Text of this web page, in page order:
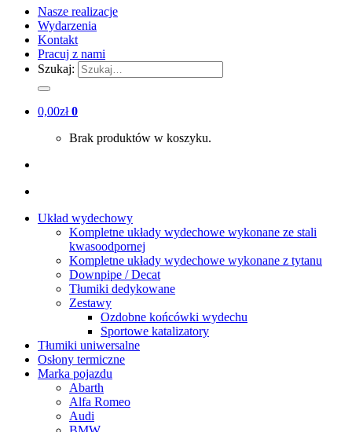
Nasze realizacje
Wydarzenia
Kontakt
Pracuj z nami
Szukaj:
0,00zł 0
Brak produktów w koszyku.
Układ wydechowy
Kompletne układy wydechowe wykonane ze stali
kwasoodpornej
Kompletne układy wydechowe wykonane z tytanu
Downpipe / Decat
Tłumiki dedykowane
Zestawy
Ozdobne końcówki wydechu
Sportowe katalizatory
Tłumiki uniwersalne
Osłony termiczne
Marka pojazdu
Abarth
Alfa Romeo
Audi